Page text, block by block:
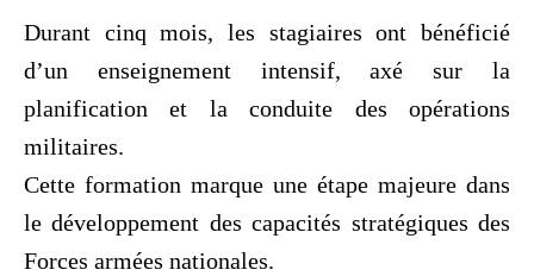
Durant cinq mois, les stagiaires ont bénéficié
d’un enseignement intensif, axé sur la
planification et la conduite des opérations
militaires.
Cette formation marque une étape majeure dans
le développement des capacités stratégiques des
Forces armées nationales.